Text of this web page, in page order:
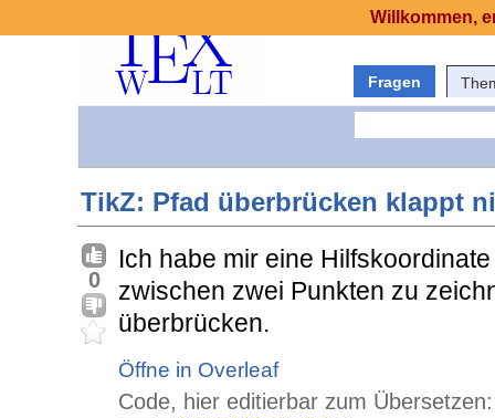
Fragen
TikZ: Pfad überbrücken klappt
0
Ich habe mir eine
zwischen zwei Punkten zu
überbrücken.
Öffne in Overleaf
Code, hier editierbar zum Übersetzen:
Willkommen,